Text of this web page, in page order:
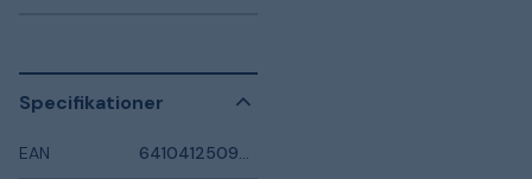
Specifikationer
EAN 6410412509673